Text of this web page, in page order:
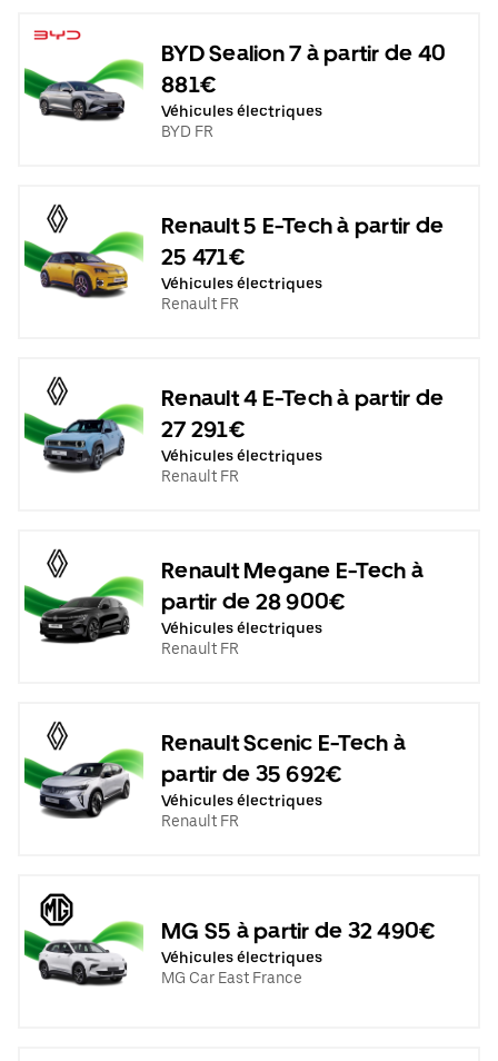
BYD Sealion 7 à partir de 40
881€
Véhicules électriques
BYD FR
Renault 5 E-Tech à partir de
25 471€
Véhicules électriques
Renault FR
Renault 4 E-Tech à partir de
27 291€
Véhicules électriques
Renault FR
Renault Megane E-Tech à
partir de 28 900€
Véhicules électriques
Renault FR
Renault Scenic E-Tech à
partir de 35 692€
Véhicules électriques
Renault FR
MG S5 à partir de 32 490€
Véhicules électriques
MG Car East France